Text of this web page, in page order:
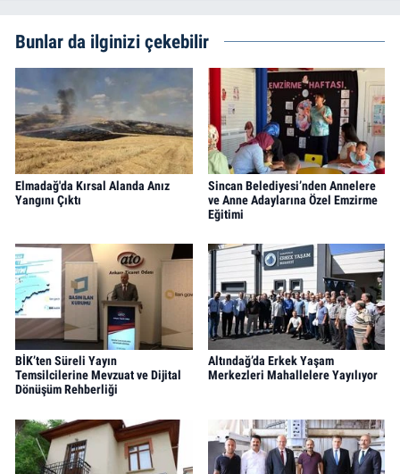
Bunlar da ilginizi çekebilir
Elmadağ'da Kırsal Alanda Anız
Yangını Çıktı
Sincan Belediyesi’nden Annelere
ve Anne Adaylarına Özel Emzirme
Eğitimi
BİK’ten Süreli Yayın
Temsilcilerine Mevzuat ve Dijital
Dönüşüm Rehberliği
Altındağ’da Erkek Yaşam
Merkezleri Mahallelere Yayılıyor